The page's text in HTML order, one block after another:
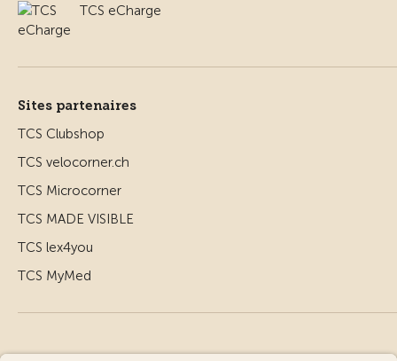
TCS eCharge
Sites partenaires
TCS Clubshop
TCS velocorner.ch
TCS Microcorner
TCS MADE VISIBLE
TCS lex4you
TCS MyMed